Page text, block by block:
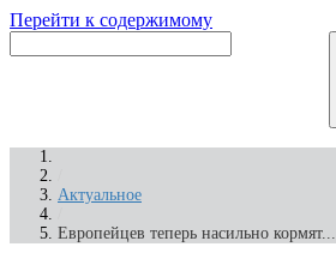
Перейти к содержимому
Актуальное
Европейцев теперь насильно кормят...